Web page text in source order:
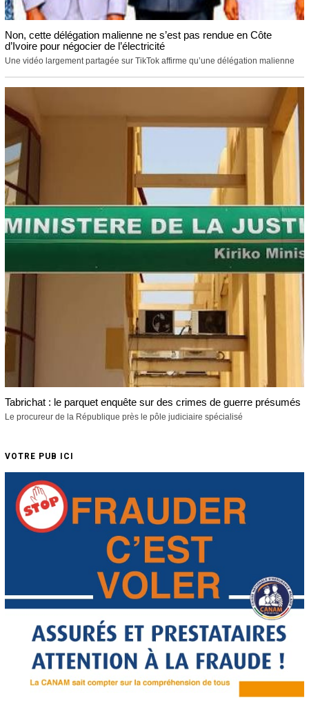
Non, cette délégation malienne ne s’est pas rendue en Côte
d’Ivoire pour négocier de l’électricité
Une vidéo largement partagée sur TikTok affirme qu’une délégation malienne
Tabrichat : le parquet enquête sur des crimes de guerre présumés
Le procureur de la République près le pôle judiciaire spécialisé
VOTRE PUB ICI